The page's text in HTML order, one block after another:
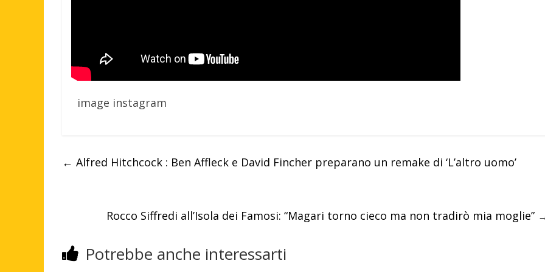
image instagram
← Alfred Hitchcock : Ben Affleck e David Fincher preparano un remake di ‘L’altro uomo’
Rocco Siffredi all’Isola dei Famosi: “Magari torno cieco ma non tradirò mia moglie”
Potrebbe anche interessarti